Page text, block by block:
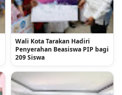
Wali Kota Tarakan Hadiri
Penyerahan Beasiswa PIP bagi
209 Siswa